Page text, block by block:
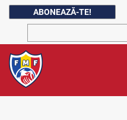
ABONEAZĂ-TE!